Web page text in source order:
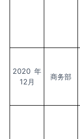
2020年
12月
商务部